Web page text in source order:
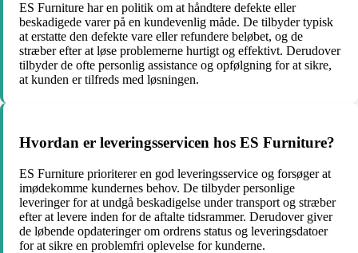
ES Furniture har en politik om at håndtere defekte eller
beskadigede varer på en kundevenlig måde. De tilbyder typisk
at erstatte den defekte vare eller refundere beløbet, og de
stræber efter at løse problemerne hurtigt og effektivt. Derudover
tilbyder de ofte personlig assistance og opfølgning for at sikre,
at kunden er tilfreds med løsningen.
Hvordan er leveringsservicen hos ES Furniture?
ES Furniture prioriterer en god leveringsservice og forsøger at
imødekomme kundernes behov. De tilbyder personlige
leveringer for at undgå beskadigelse under transport og stræber
efter at levere inden for de aftalte tidsrammer. Derudover giver
de løbende opdateringer om ordrens status og leveringsdatoer
for at sikre en problemfri oplevelse for kunderne.